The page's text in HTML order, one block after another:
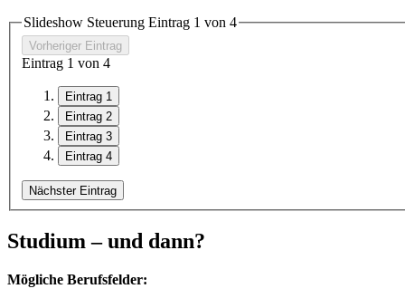
Slideshow Steuerung Eintrag 1 von 4
Vorheriger Eintrag
Eintrag 1 von 4
Eintrag 1
Eintrag 2
Eintrag 3
Eintrag 4
Nächster Eintrag
Studium – und dann?
Mögliche Berufsfelder: